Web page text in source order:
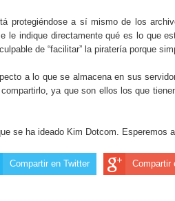
protegiéndose a sí mismo de los
le indique directamente qué es lo que
de “facilitar” la piratería porque
a lo que se almacena en sus
ya que son ellos los que
se ha ideado Kim Dotcom. Esperemos
Compartir en Twitter Compartir